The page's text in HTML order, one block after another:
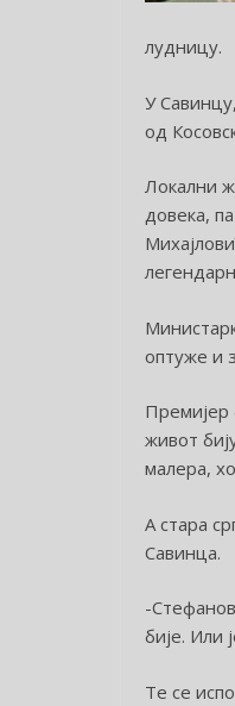
лудницу.
У
од
Локални
довека,
оптуже и
Премијер
живот
малера,
А стара
Савинца.
-
бије. Или
Те се